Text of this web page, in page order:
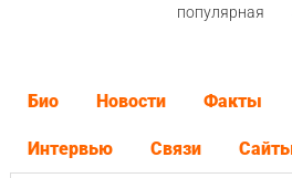
популярная
Био Новости Факты
Интервью Связи